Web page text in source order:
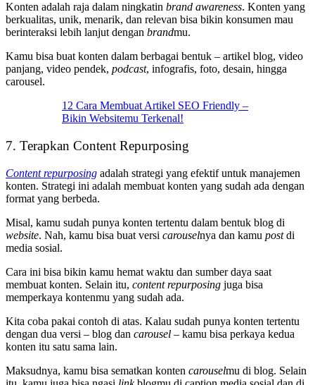
Konten adalah raja dalam ningkatin brand awareness. Konten yang
berkualitas, unik, menarik, dan relevan bisa bikin konsumen mau
berinteraksi lebih lanjut dengan brandmu.
Kamu bisa buat konten dalam berbagai bentuk – artikel blog, video
panjang, video pendek, podcast, infografis, foto, desain, hingga
carousel.
12 Cara Membuat Artikel SEO Friendly –
Bikin Websitemu Terkenal!
7. Terapkan Content Repurposing
Content repurposing adalah strategi yang efektif untuk manajemen
konten. Strategi ini adalah membuat konten yang sudah ada dengan
format yang berbeda.
Misal, kamu sudah punya konten tertentu dalam bentuk blog di
website. Nah, kamu bisa buat versi carouselnya dan kamu postdi
media sosial.
Cara ini bisa bikin kamu hemat waktu dan sumber daya saat
membuat konten. Selain itu, content repurposing juga bisa
memperkaya kontenmu yang sudah ada.
Kita coba pakai contoh di atas. Kalau sudah punya konten tertentu
dengan dua versi – blog dan carousel – kamu bisa perkaya kedua
konten itu satu sama lain.
Maksudnya, kamu bisa sematkan konten carouselmu di blog. Selain